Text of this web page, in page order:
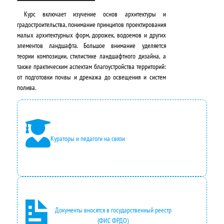
л
ь
н
а
я
ц
е
н
а
с
о
с
е
н
а
:
2
4
0
Курс включает изучениеоснов архитектуры и
градостроительства, понимание принципов проектирования
малых архитектурных форм, дорожек, водоемов и других
элементов ландшафта. Большое внимание уделяется
теории композиции, стилистике ландшафтного дизайна, а
также практическим аспектам благоустройства территорий:
от подготовки почвы и дренажа до освещения и систем
полива.
Кураторы и педагоги на связи
Документы вносятся в государственный реестр
(ФИС ФРДО)